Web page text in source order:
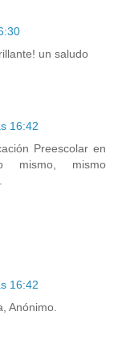
un saludo
16:42
Preescolar en
mismo, mismo
16:42
Anónimo.